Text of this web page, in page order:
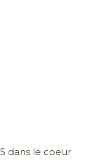
dans le coeur